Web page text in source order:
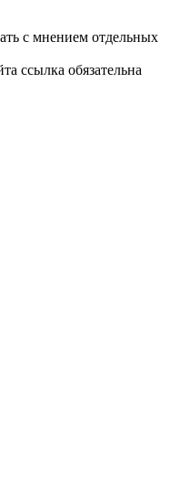
с мнением отдельных
ссылка обязательна